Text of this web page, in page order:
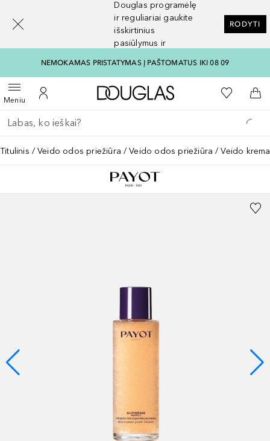
Douglas programėlę
ir reguliariai gaukite
išskirtinius
pasiūlymus ir
RODYTI
NEMOKAMAS PRISTATYMAS Į PAŠTOMATUS IKI 08 09
MeniuAtidaryti meniuĮ mano paskyrą
Į Douglas pagrindinį
Į mano
Į
Grįžk atgal
Vykdykite paiešką
Titulinis Veido odos priežiūra Veido odos priežiūra Veido
[navigation.slideout.screenreader]